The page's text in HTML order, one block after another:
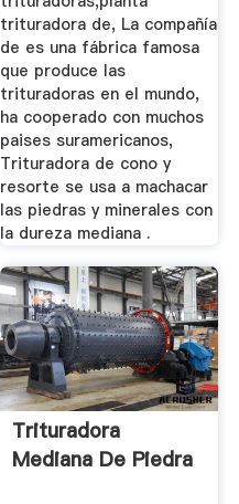
trituradora de, La compañía
de es una fábrica famosa
que produce las
trituradoras en el mundo,
ha cooperado con muchos
paises suramericanos,
Trituradora de cono y
resorte se usa a machacar
las piedras y minerales con
la dureza mediana .
Trituradora
Mediana De Piedra